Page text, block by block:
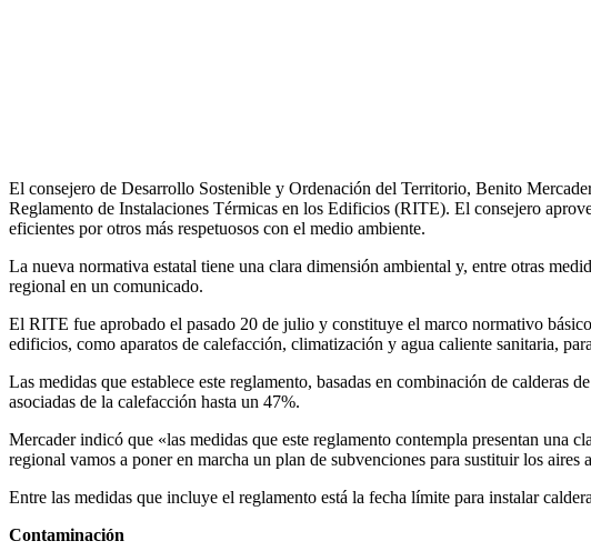
El consejero de Desarrollo Sostenible y Ordenación del Territorio, Benito
Reglamento de Instalaciones Térmicas en los Edificios (RITE). El consejero
eficientes por otros más respetuosos con el medio ambiente.
La nueva normativa estatal tiene una clara dimensión ambiental y, entre otras
regional en un comunicado.
El RITE fue aprobado el pasado 20 de julio y constituye el marco normativo
edificios, como aparatos de calefacción, climatización y agua caliente sanitaria,
Las medidas que establece este reglamento, basadas en combinación de
asociadas de la calefacción hasta un 47%.
Mercader indicó que «las medidas que este reglamento contempla presentan una
regional vamos a poner en marcha un plan de subvenciones para sustituir los
Entre las medidas que incluye el reglamento está la fecha límite para instalar
Contaminación